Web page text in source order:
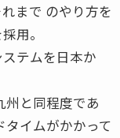
まで のやり方を
用。
テムを日本か
州と同程度であ
イムがかかって